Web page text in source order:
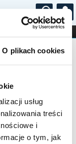
O plikach cookies
usług
treści
i
o tym, jak
...
STAND-UP